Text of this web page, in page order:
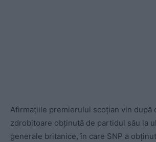
Afirmațiile premierului scoțian vin după
zdrobitoare obținută de partidul său la
generale britanice, în care SNP a